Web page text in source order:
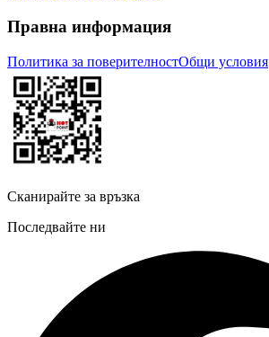
Правна информация
Политика за поверителностОбщи условия
Сканирайте за връзка
Последвайте ни